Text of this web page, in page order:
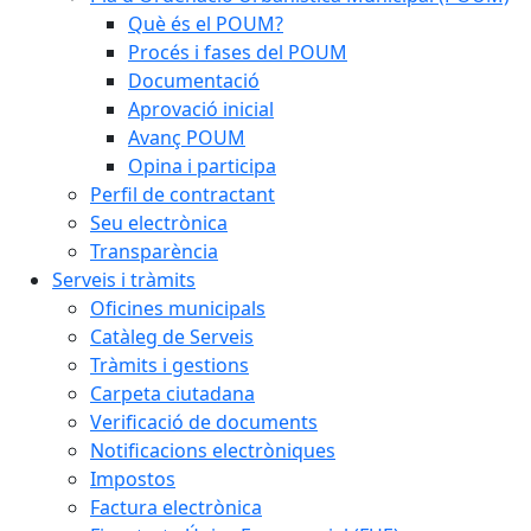
Què és el POUM?
Procés i fases del POUM
Documentació
Aprovació inicial
Avanç POUM
Opina i participa
Perfil de contractant
Seu electrònica
Transparència
Serveis i tràmits
Oficines municipals
Catàleg de Serveis
Tràmits i gestions
Carpeta ciutadana
Verificació de documents
Notificacions electròniques
Impostos
Factura electrònica